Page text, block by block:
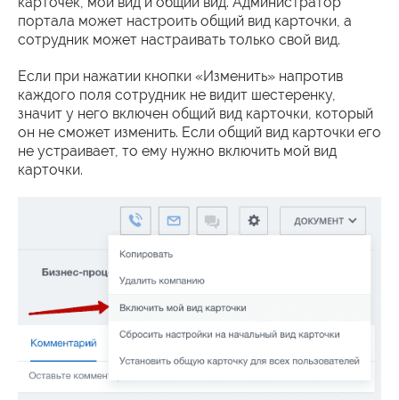
портала может настроить общий вид карточки, а
сотрудник может настраивать только свой вид.
Если при нажатии кнопки «Изменить» напротив
каждого поля сотрудник не видит шестеренку,
значит у него включен общий вид карточки, который
он не сможет изменить. Если общий вид карточки его
не устраивает, то ему нужно включить мой вид
карточки.